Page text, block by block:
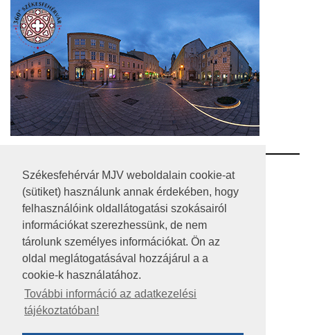
Székesfehérvár MJV weboldalain cookie-at
(sütiket) használunk annak érdekében, hogy
felhasználóink oldallátogatási szokásairól
információkat szerezhessünk, de nem
tárolunk személyes információkat. Ön az
oldal meglátogatásával hozzájárul a a
cookie-k használatához.
További információ az adatkezelési
tájékoztatóban!
RSS
A HONLAP 2017.03.31-I ÁLLAPOTA
JOGI NYILATKOZAT
IMPRESSZUM
KÖZÉRDEKŰ ADATOK